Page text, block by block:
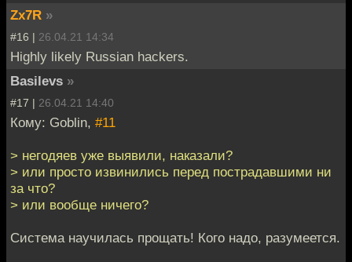
Zx7R »
#16 | 26.04.21 14:34
Highly likely Russian hackers.
Basilevs »
#17 | 26.04.21 14:40
Кому: Goblin, #11
> негодяев уже выявили, наказали?
> или просто извинились перед пострадавшими ни
за что?
> или вообще ничего?
Система научилась прощать! Кого надо, разумеется.